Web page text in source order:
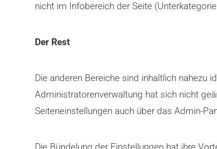
nicht im Infobereich der Seite
Der Rest
Die anderen Bereiche sind inhaltlich nahezu
Administratorenverwaltung hat sich nicht
Seiteneinstellungen auch über das Admin-